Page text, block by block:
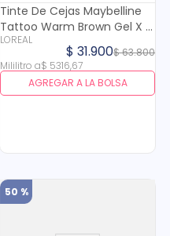
Tinte De Cejas Maybelline
Tattoo Warm Brown Gel X 6
Ml
LOREAL
$63.800
$ 31.900
Mililitro a$ 5316,67
AGREGAR A LA BOLSA
50 %